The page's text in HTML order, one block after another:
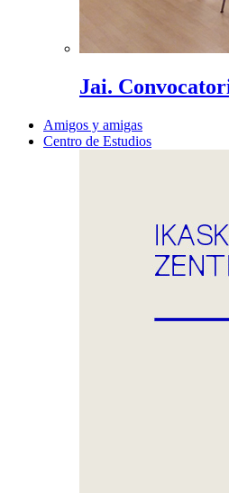
Jai.
Amigos y amigas
Centro de Estudios